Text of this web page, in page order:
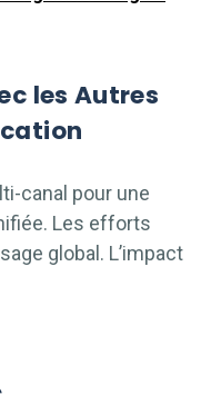
les Autres
canal pour une
Les efforts
global. L’impact